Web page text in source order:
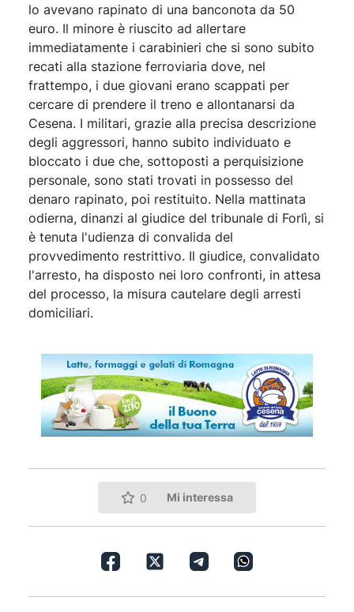
lo avevano rapinato di una banconota da 50
euro. Il minore è riuscito ad allertare
immediatamente i carabinieri che si sono subito
recati alla stazione ferroviaria dove, nel
frattempo, i due giovani erano scappati per
cercare di prendere il treno e allontanarsi da
Cesena. I militari, grazie alla precisa descrizione
degli aggressori, hanno subito individuato e
bloccato i due che, sottoposti a perquisizione
personale, sono stati trovati in possesso del
denaro rapinato, poi restituito. Nella mattinata
odierna, dinanzi al giudice del tribunale di Forlì, si
è tenuta l'udienza di convalida del
provvedimento restrittivo. Il giudice, convalidato
l'arresto, ha disposto nei loro confronti, in attesa
del processo, la misura cautelare degli arresti
domiciliari.
0 Mi interessa